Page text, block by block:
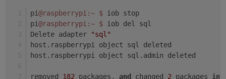
pi@raspberrypi :~ $
iob stop
pi@raspberrypi :~ $
iob del sql
Delete adapter
"sql"
host.raspberrypi object sql deleted
host.raspberrypi object sql.admin deleted
removed 182 packages, and changed 2 packages in